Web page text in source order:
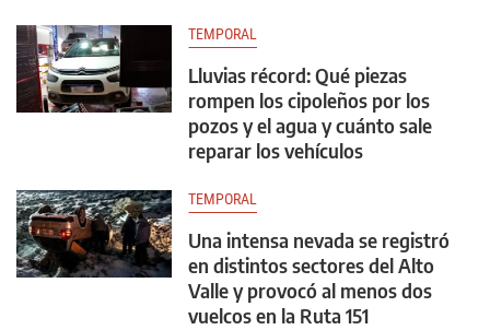
TEMPORAL
Lluvias récord: Qué piezas
rompen los cipoleños por los
pozos y el agua y cuánto sale
reparar los vehículos
TEMPORAL
Una intensa nevada se registró
en distintos sectores del Alto
Valle y provocó al menos dos
vuelcos en la Ruta 151